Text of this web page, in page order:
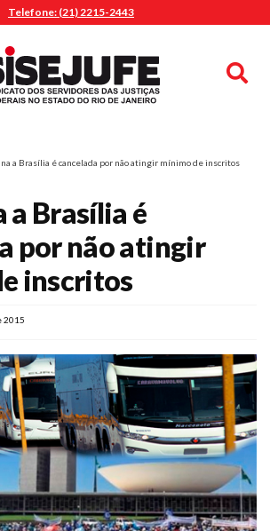
Telefone: (21) 2215-2443
a Brasília é cancelada por não atingir mínimo de inscritos
a Brasília é
por não atingir
inscritos
2015
Twitter YoutubeTikTok Whatsapp